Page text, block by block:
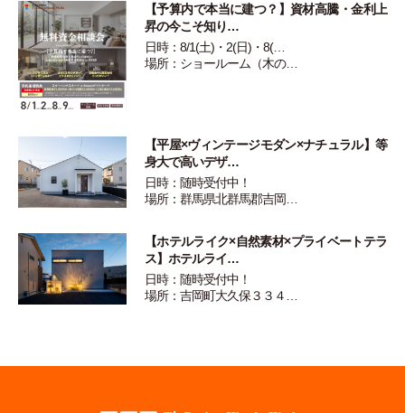
【予算内で本当に建つ？】資材高騰・金利上
昇の今こそ知り…
日時：8/1(土)・2(日)・8(…
場所：ショールーム（木の…
【平屋×ヴィンテージモダン×ナチュラル】等
身大で高いデザ…
日時：随時受付中！
場所：群馬県北群馬郡吉岡…
【ホテルライク×自然素材×プライベートテラ
ス】ホテルライ…
日時：随時受付中！
場所：吉岡町大久保３３４…